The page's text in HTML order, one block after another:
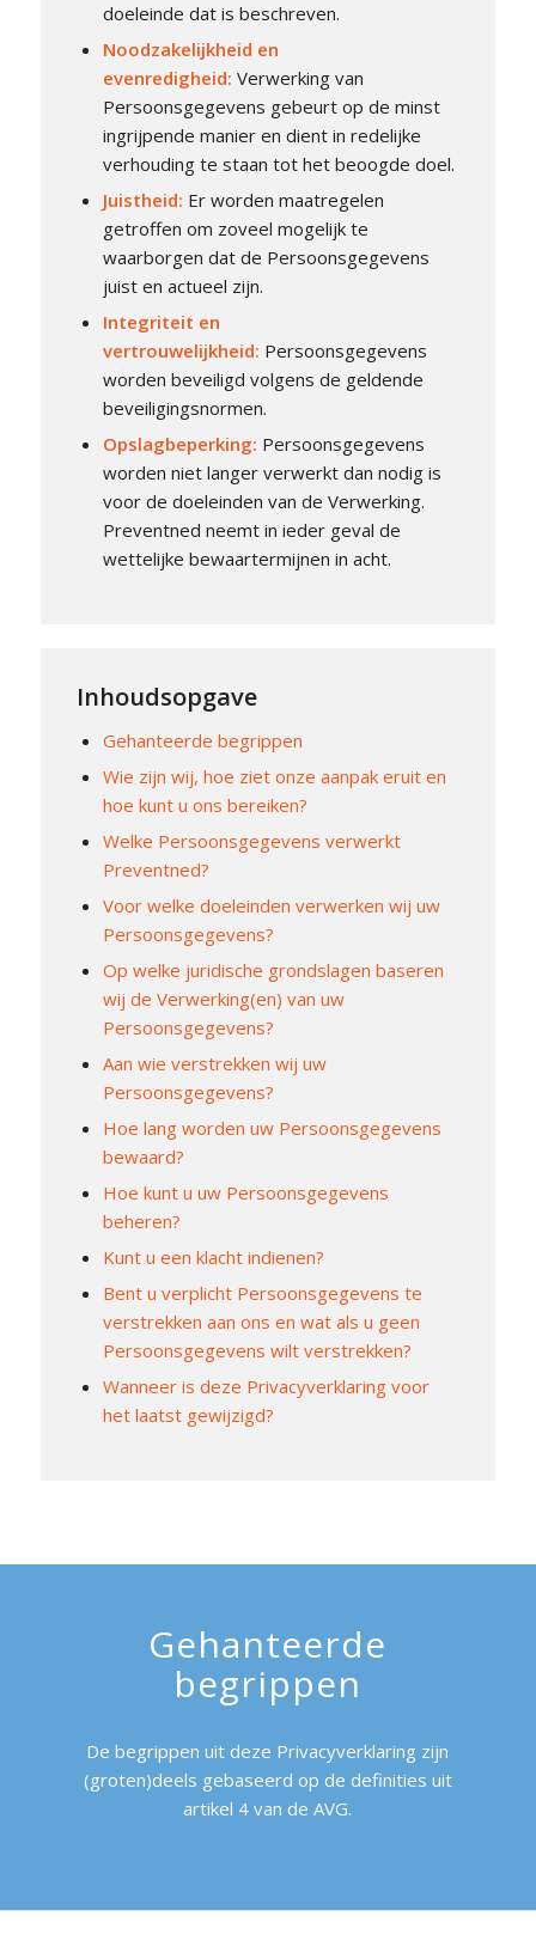
doeleinde dat is beschreven.
Noodzakelijkheid en
evenredigheid: Verwerking van
Persoonsgegevens gebeurt op de minst
ingrijpende manier en dient in redelijke
verhouding te staan tot het beoogde doel.
Juistheid: Er worden maatregelen
getroffen om zoveel mogelijk te
waarborgen dat de Persoonsgegevens
juist en actueel zijn.
Integriteit en
vertrouwelijkheid: Persoonsgegevens
worden beveiligd volgens de geldende
beveiligingsnormen.
Opslagbeperking: Persoonsgegevens
worden niet langer verwerkt dan nodig is
voor de doeleinden van de Verwerking.
Preventned neemt in ieder geval de
wettelijke bewaartermijnen in acht.
Inhoudsopgave
Gehanteerde begrippen
Wie zijn wij, hoe ziet onze aanpak eruit en
hoe kunt u ons bereiken?
Welke Persoonsgegevens verwerkt
Preventned?
Voor welke doeleinden verwerken wij uw
Persoonsgegevens?
Op welke juridische grondslagen baseren
wij de Verwerking(en) van uw
Persoonsgegevens?
Aan wie verstrekken wij uw
Persoonsgegevens?
Hoe lang worden uw Persoonsgegevens
bewaard?
Hoe kunt u uw Persoonsgegevens
beheren?
Kunt u een klacht indienen?
Bent u verplicht Persoonsgegevens te
verstrekken aan ons en wat als u geen
Persoonsgegevens wilt verstrekken?
Wanneer is deze Privacyverklaring voor
het laatst gewijzigd?
Gehanteerde
begrippen
De begrippen uit deze Privacyverklaring zijn
(groten)deels gebaseerd op de definities uit
artikel 4 van de AVG.